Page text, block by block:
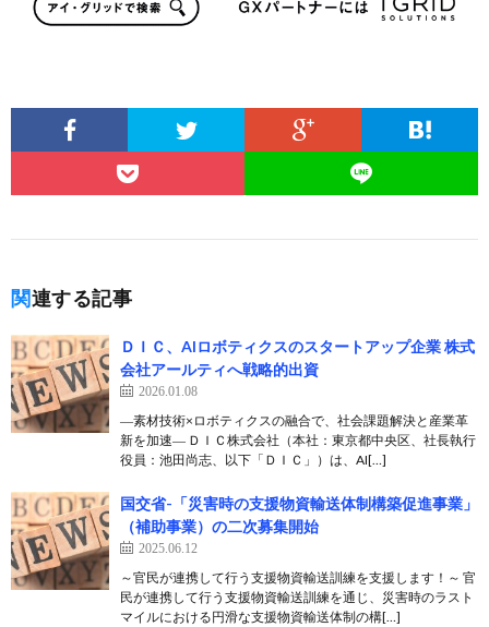
関連する記事
ＤＩＣ、AIロボティクスのスタートアップ企業 株式
会社アールティへ戦略的出資
2026.01.08
―素材技術×ロボティクスの融合で、社会課題解決と産業革
新を加速― ＤＩＣ株式会社（本社：東京都中央区、社長執行
役員：池田尚志、以下「ＤＩＣ」）は、AI[…]
国交省-「災害時の支援物資輸送体制構築促進事業」
（補助事業）の二次募集開始
2025.06.12
～官民が連携して行う支援物資輸送訓練を支援します！～ 官
民が連携して行う支援物資輸送訓練を通じ、災害時のラスト
マイルにおける円滑な支援物資輸送体制の構[…]